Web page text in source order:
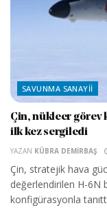
SAVUNMA SANAYII
Çin, nükleer görev
ilk kez sergiledi
YAZAN KÜBRA DEMIRBAŞ
Çin, stratejik hava
değerlendirilen H-6N
konfigürasyonla